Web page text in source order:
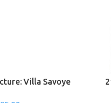
Villa Savoye